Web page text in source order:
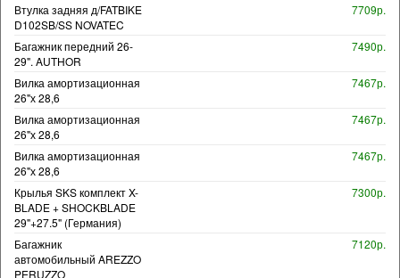
Втулка задняя д/FATBIKE
D102SB/SS NOVATEC
7709р.
Багажник передний 26-
29". AUTHOR
7490р.
Вилка амортизационная
26"х 28,6
7467р.
Вилка амортизационная
26"х 28,6
7467р.
Вилка амортизационная
26"х 28,6
7467р.
Крылья SKS комплект X-
BLADE + SHOCKBLADE
29"+27.5" (Германия)
7300р.
Багажник
автомобильный AREZZO
PERUZZO
7120р.